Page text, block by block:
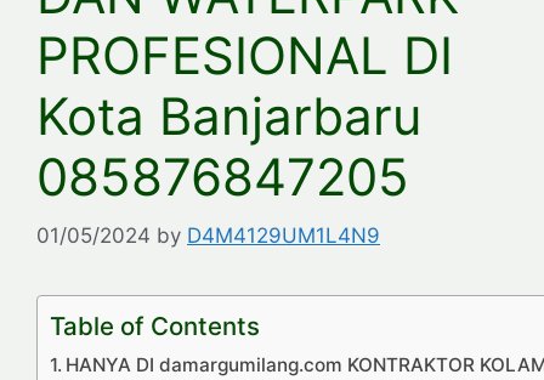
PROFESIONAL DI
Kota Banjarbaru
085876847205
01/05/2024 by D4M4129UM1L4N9
Table of Contents
HANYA DI damargumilang.com KONTRAKTOR